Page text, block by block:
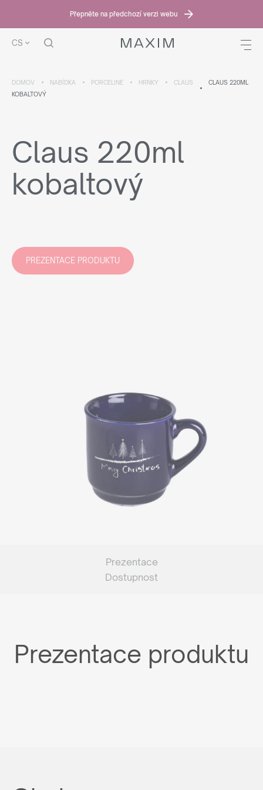
Přepněte na předchozí verzi webu
CS
DOMOV NABÍDKA PORCELINE HRNKY CLAUS
CLAUS 220ML
KOBALTOVÝ
Claus 220ml
kobaltový
PREZENTACE PRODUKTU
Prezentace
Dostupnost
Prezentace produktu